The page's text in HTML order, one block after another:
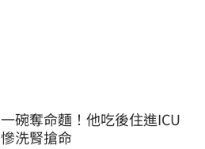
一碗奪命麵！他吃後住進ICU
慘洗腎搶命